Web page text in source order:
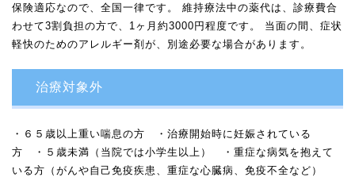
保険適応なので、全国一律です。 維持療法中の薬代は、診療費合
わせて3割負担の方で、1ヶ月約3000円程度です。 当面の間、症状
軽快のためのアレルギー剤が、別途必要な場合があります。
治療対象外
・６５歳以上重い喘息の方 ・治療開始時に妊娠されている
方 ・５歳未満（当院では小学生以上） ・重症な病気を抱えて
いる方（がんや自己免疫疾患、重症な心臓病、免疫不全など）